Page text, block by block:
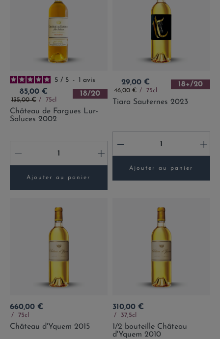
5 / 5 - 1 avis
Prix
85,00 €
Prix de base
135,00 € 75cl
18/20
Château de Fargues Lur-
Saluces 2002
- +
Ajouter au panier
Prix
29,00 €
Prix de base
46,00 € 75cl
18+/20
Tiara Sauternes 2023
- +
Ajouter au panier
Prix
660,00 €
75cl
Château d'Yquem 2015
Prix
310,00 €
37,5cl
1/2 bouteille Château
d'Yquem 2010